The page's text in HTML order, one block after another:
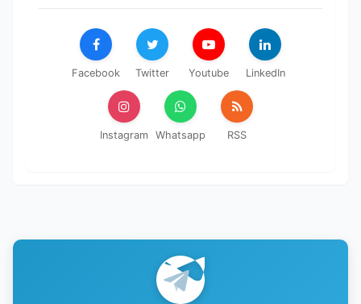
Facebook Twitter Youtube LinkedIn
Instagram Whatsapp RSS